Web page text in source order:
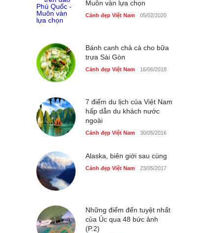
Nhiều hoạt động tôn vinh
Muôn vàn lựa chọn
Cảnh đẹp Việt Nam 05/02/2020
Bánh canh chả cá cho bữa
trưa Sài Gòn
Cảnh đẹp Việt Nam 16/06/2018
7 điểm du lịch của Việt Nam
hấp dẫn du khách nước
ngoài
Cảnh đẹp Việt Nam 30/05/2016
Alaska, biên giới sau cùng
Cảnh đẹp Việt Nam 23/05/2017
Những điểm đến tuyệt nhất
của Úc qua 48 bức ảnh
(P.2)